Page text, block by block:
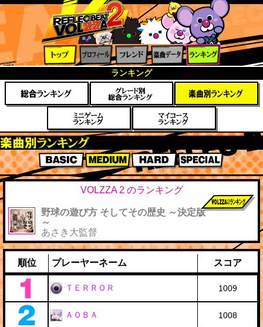
ィール
フレン
ド
楽曲デ
ータ
ング
ランキング
楽曲別スコアランキング
BASIC MEDIUM HARD SPECIAL
VOLZZA 2 のランキング
前作までのス
野球の遊び方 そしてその歴史 ～決定版
～
あさき大監督
順位 プレーヤーネーム スコア
ＴＥＲＲＯＲ 1009
ＡＯＢＡ 1008